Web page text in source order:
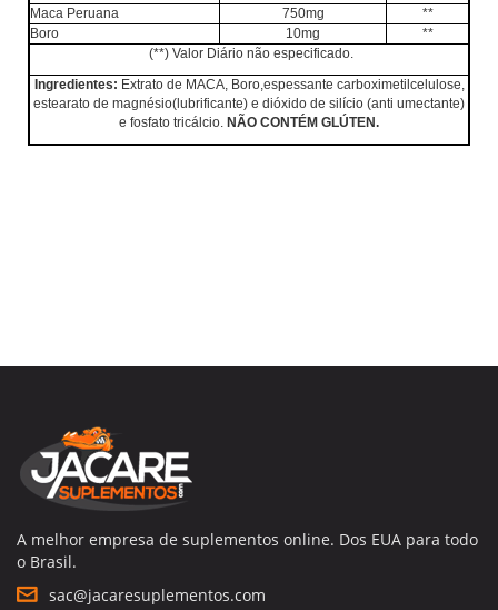
Maca Peruana
750mg
**
Boro
10mg
**
(**) Valor Diário não especificado.
Ingredientes: Extrato de MACA, Boro,espessante carboximetilcelulose,
estearato de magnésio(lubrificante) e dióxido de silício (anti umectante)
e fosfato tricálcio. NÃO CONTÉM GLÚTEN.
A melhor empresa de suplementos online. Dos EUA para todo
o Brasil.
sac@jacaresuplementos.com